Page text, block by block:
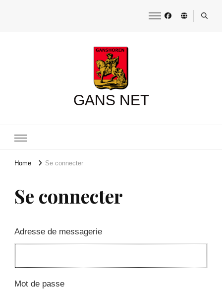
GANS NET
Home Se connecter
Se connecter
Adresse de messagerie
Mot de passe